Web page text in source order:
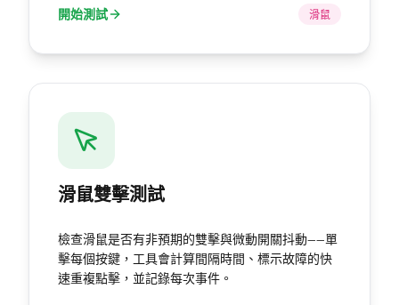
開始測試 滑鼠
滑鼠雙擊測試
檢查滑鼠是否有非預期的雙擊與微動開關抖動——單
擊每個按鍵，工具會計算間隔時間、標示故障的快
速重複點擊，並記錄每次事件。